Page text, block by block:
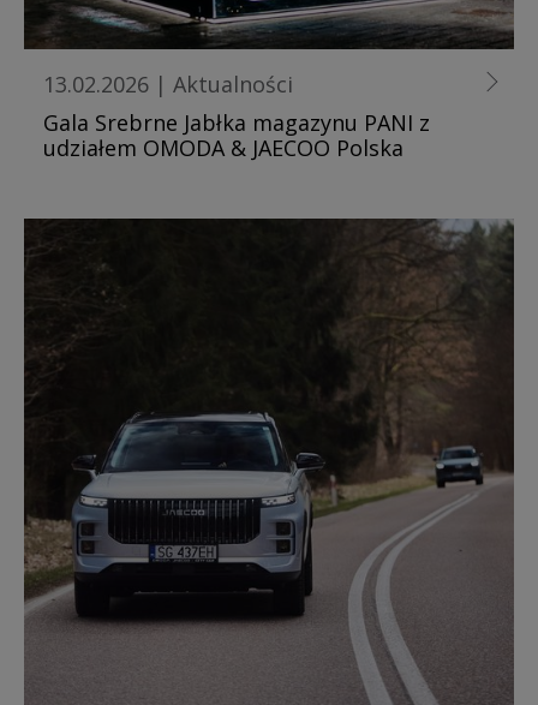
13.02.2026 | Aktualności
Gala Srebrne Jabłka magazynu PANI z
udziałem OMODA & JAECOO Polska